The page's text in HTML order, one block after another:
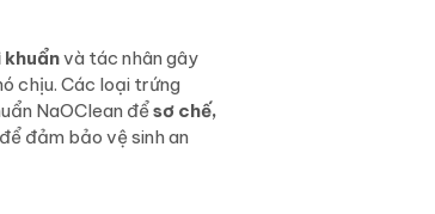
khuẩnvà tác nhân gây
chịu. Các loại trứng
NaOClean để sơ chế,
đảm bảo vệ sinh an